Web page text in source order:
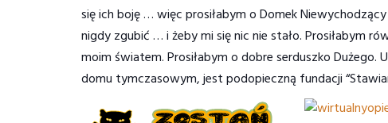
się ich boję … więc prosiłabym o Domek
nigdy zgubić … i żeby mi się nic nie stało. Prosiłabym
moim światem. Prosiłabym o dobre serduszko Dużego.
domu tymczasowym, jest podopieczną fundacji